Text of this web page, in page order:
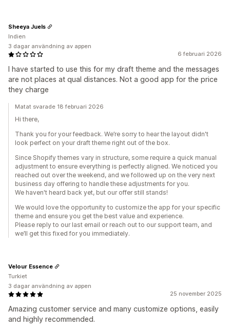
6 februari 2026
I have started to use this for my draft theme and the messages
are not places at qual distances. Not a good app for the price
they charge
Sheeya Juels
Indien
3 dagar användning av appen
Matat svarade 18 februari 2026
Hi there,
Thank you for your feedback. We’re sorry to hear the layout didn't
look perfect on your draft theme right out of the box.
Since Shopify themes vary in structure, some require a quick manual
adjustment to ensure everything is perfectly aligned. We noticed you
reached out over the weekend, and we followed up on the very next
business day offering to handle these adjustments for you.
We haven't heard back yet, but our offer still stands!
We would love the opportunity to customize the app for your specific
theme and ensure you get the best value and experience.
Please reply to our last email or reach out to our support team, and
we’ll get this fixed for you immediately.
25 november 2025
Amazing customer service and many customize options, easily
and highly recommended.
Velour Essence
Turkiet
3 dagar användning av appen